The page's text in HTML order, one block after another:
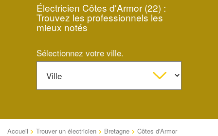
Électricien Côtes d'Armor (22) :
Trouvez les professionnels les
mieux notés
Sélectionnez votre ville.
Accueil > Trouver un électricien > Bretagne > Côtes d'Armor